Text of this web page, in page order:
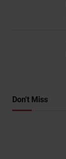
Don't Miss